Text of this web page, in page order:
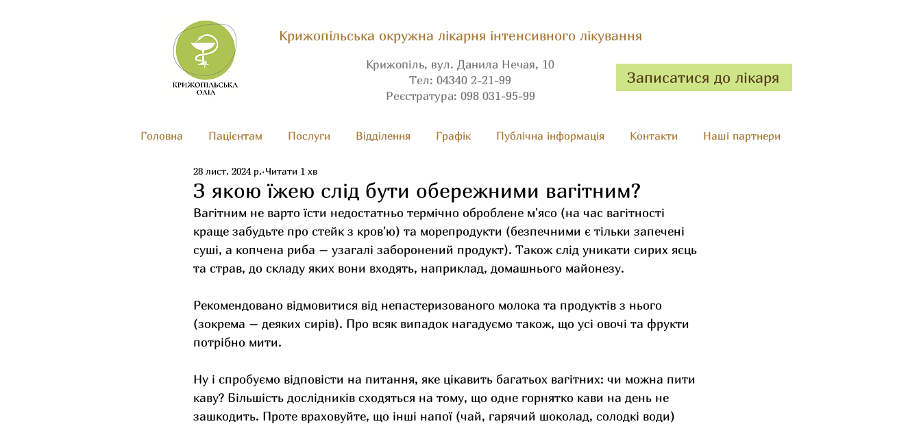
Крижопільська окружна лікарня інтенсивного лікування
Крижопіль, вул. Данила Нечая, 10
Тел: 04340 2-21-99
Реєстратура: 098 031-95-99
Записатися до лікаря
Головна Пацієнтам Послуги Вiдділення Графік Публічна інформація Контакти Наші партнери
З якою їжею слід бути обережними вагітним?
28 лист. 2024 р. Читати 1 хв
Вагітним не варто їсти недостатньо термічно оброблене м'ясо (на час вагітності
краще забудьте про стейк з кров'ю) та морепродукти (безпечними є тільки запечені
суші, а копчена риба – узагалі заборонений продукт). Також слід уникати сирих яєць
та страв, до складу яких вони входять, наприклад, домашнього майонезу.
Рекомендовано відмовитися від непастеризованого молока та продуктів з нього
(зокрема – деяких сирів). Про всяк випадок нагадуємо також, що усі овочі та фрукти
потрібно мити.
Ну і спробуємо відповісти на питання, яке цікавить багатьох вагітних: чи можна пити
каву? Більшість дослідників сходяться на тому, що одне горнятко кави на день не
зашкодить. Проте враховуйте, що інші напої (чай, гарячий шоколад, солодкі води)